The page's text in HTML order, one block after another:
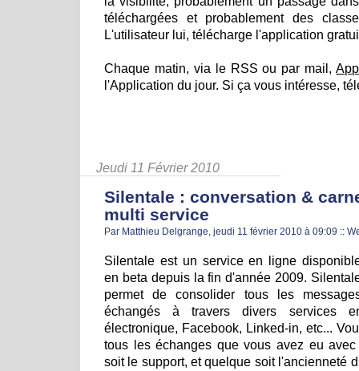
téléchargées et probablement des
L'utilisateur lui, télécharge l'application
Chaque matin, via le RSS ou par mail,
l'Application du jour. Si ça vous intéresse,
Jeudi 11 Février 2010
Silentale : conversation &
multi service
Par Matthieu Delgrange, jeudi 11 février 2010 à 09:09 ::
Silentale est un service en ligne
en beta depuis la fin d'année 2009.
permet de consolider tous les
échangés à travers divers services
électronique, Facebook, Linked-in, etc...
tous les échanges que vous avez eu
soit le support, et quelque soit l'ancienneté